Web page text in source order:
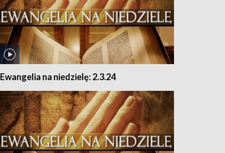
Ewangelia na niedzielę: 2.3.24